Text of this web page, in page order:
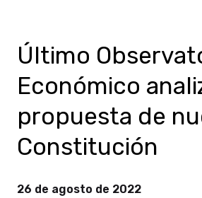
Último
Económico
propuesta de
Constitución
26 de agosto de 2022